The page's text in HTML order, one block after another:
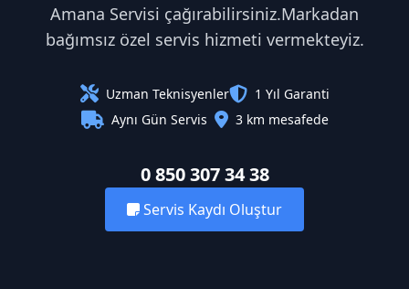
Amana Servisi çağırabilirsiniz.Markadan
bağımsız özel servis hizmeti vermekteyiz.
Uzman Teknisyenler
1 Yıl Garanti
Aynı Gün Servis
3 km mesafede
0 850 307 34 38
Servis Kaydı Oluştur